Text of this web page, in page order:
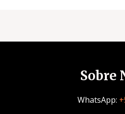
Sobre
WhatsApp: